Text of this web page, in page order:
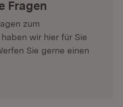
Fragen
zum
wir hier für Sie
Sie gerne einen